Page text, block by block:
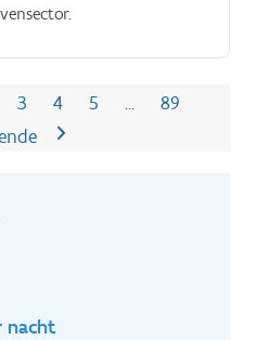
3 4 5
89
nacht